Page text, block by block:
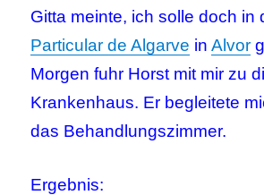
Gitta meinte, ich solle doch in
Particular de Algarve inAlvor
Morgen fuhr Horst mit mir zu
Krankenhaus. Er begleitete
das Behandlungszimmer.
Ergebnis: